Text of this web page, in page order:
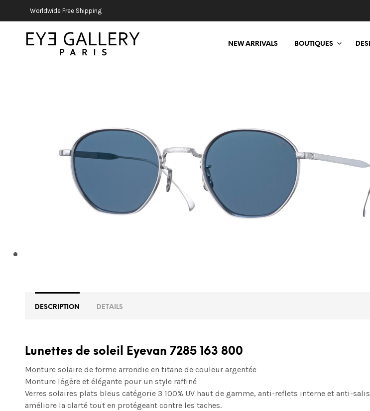
Worldwide Free Shipping
NEW ARRIVALS BOUTIQUES
DESCRIPTION DETAILS
Lunettes de soleil Eyevan 7285 163 800
Monture solaire de forme arrondie en titane de couleur argentée
Monture légère et élégante pour un style raffiné
Verres solaires plats bleus catégorie 3 100% UV haut de gamme, anti-reflets interne et anti-
améliore la clarté tout en protégeant contre les taches.